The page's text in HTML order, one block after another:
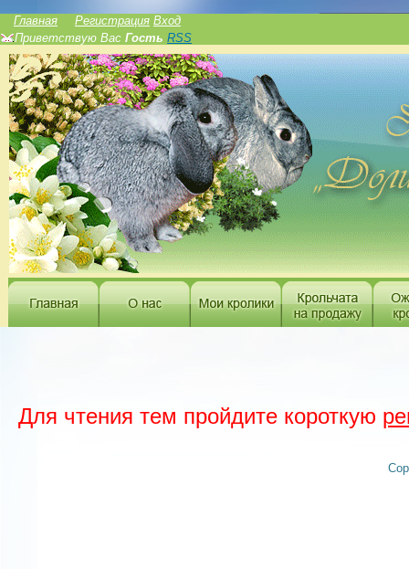
Главная
Регистрация Вход
Приветствую Вас Гость RSS
Для чтения тем пройдите короткую